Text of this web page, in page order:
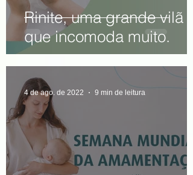
Rinite, uma grande vilã
que incomoda muito.
4 de ago. de 2022 9 min de leitura